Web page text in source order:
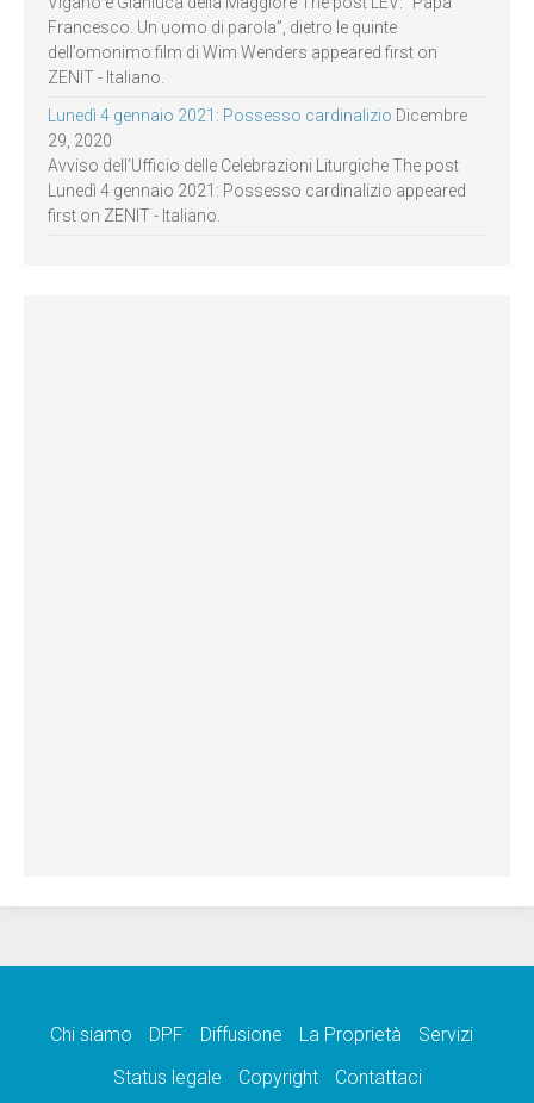
Francesco. Un uomo di parola”, dietro le quinte
dell’omonimo film di Wim Wenders appeared first on
ZENIT - Italiano.
Lunedì 4 gennaio 2021: Possesso cardinalizio Dicembre
29, 2020
Avviso dell’Ufficio delle Celebrazioni Liturgiche The post
Lunedì 4 gennaio 2021: Possesso cardinalizio appeared
first on ZENIT - Italiano.
Chi siamo DPF Diffusione La Proprietà
Servizi
Status legale
Copyright Contattaci